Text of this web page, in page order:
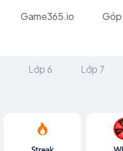
Game365.io
Lớp 6 Lớp 7